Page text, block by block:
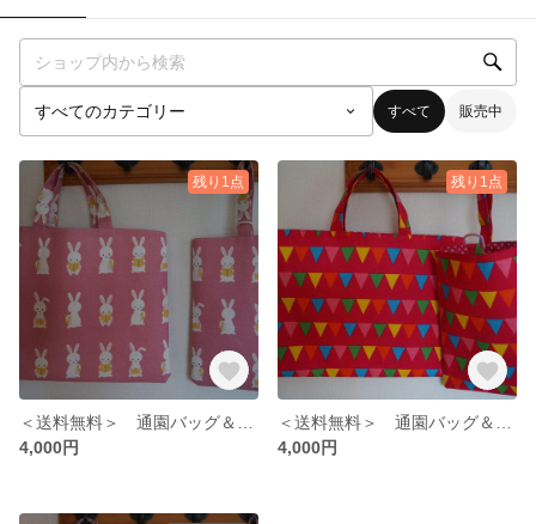
すべて 販売中
残り1点
4,000円
残り1点
4,000円